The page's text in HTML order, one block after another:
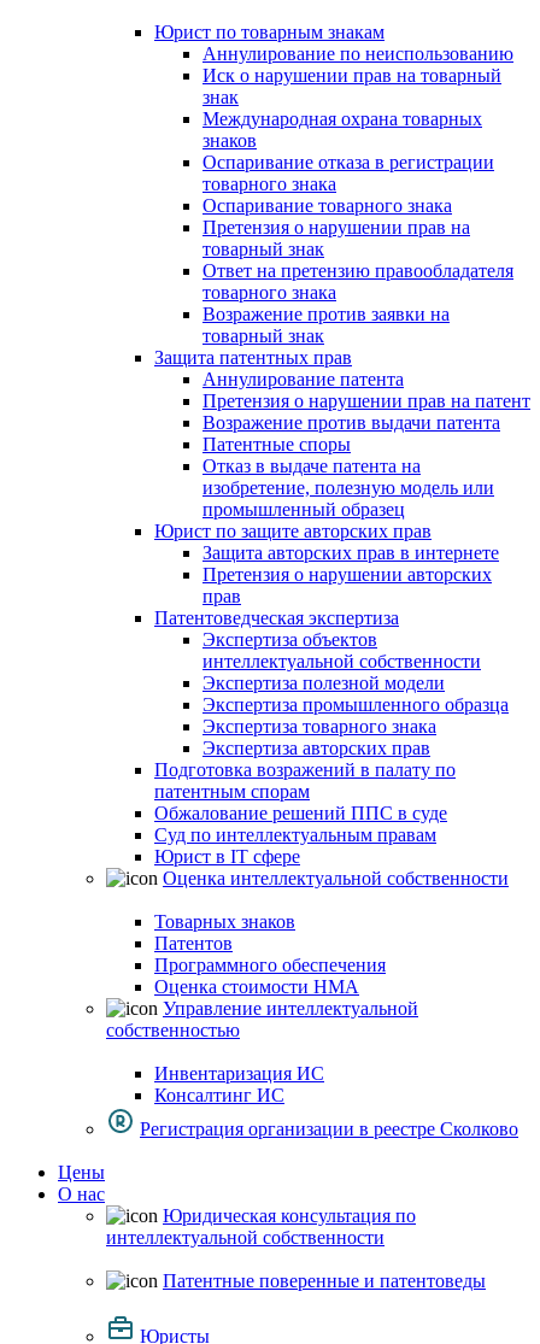
Юрист по товарным знакам
Аннулирование по неиспользованию
Иск о нарушении прав на товарный
знак
Международная охрана товарных
знаков
Оспаривание отказа в регистрации
товарного знака
Оспаривание товарного знака
Претензия о нарушении прав на
товарный знак
Ответ на претензию правообладателя
товарного знака
Возражение против заявки на
товарный знак
Защита патентных прав
Аннулирование патента
Претензия о нарушении прав на патент
Возражение против выдачи патента
Патентные споры
Отказ в выдаче патента на
изобретение, полезную модель или
промышленный образец
Юрист по защите авторских прав
Защита авторских прав в интернете
Претензия о нарушении авторских
прав
Патентоведческая экспертиза
Экспертиза объектов
интеллектуальной собственности
Экспертиза полезной модели
Экспертиза промышленного образца
Экспертиза товарного знака
Экспертиза авторских прав
Подготовка возражений в палату по
патентным спорам
Обжалование решений ППС в суде
Суд по интеллектуальным правам
Юрист в IT сфере
Оценка интеллектуальной собственности
Товарных знаков
Патентов
Программного обеспечения
Оценка стоимости НМА
Управление интеллектуальной
собственностью
Инвентаризация ИС
Консалтинг ИС
Регистрация организации в реестре Сколково
Цены
О нас
Юридическая консультация по
интеллектуальной собственности
Патентные поверенные и патентоведы
Юристы